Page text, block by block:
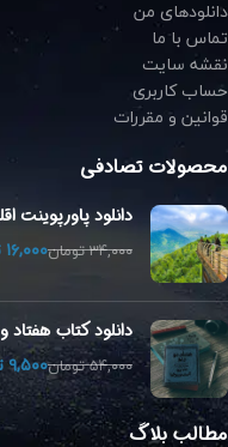
دانلودهای من
تماس با ما
نقشه سایت
حساب کاربری
قوانین و مقررات
محصولات تصادفی
دانلود پاورپوینت
۳۴,۰۰۰تومان۱۶,۰۰۰
دانلود کتاب
۵۴,۰۰۰تومان۹,۵۰۰
مطالب بلاگ